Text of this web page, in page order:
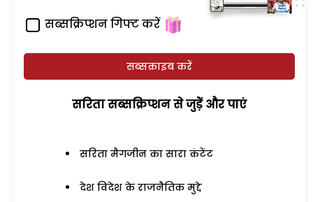
सब्सक्रिप्शन गिफ्ट करें
सब्सक्राइब करें
सरिता सब्सक्रिप्शन से जुड़ेें और पाएं
सरिता मैगजीन का सारा कंटेंट
देश विदेश के राजनैतिक मुद्दे